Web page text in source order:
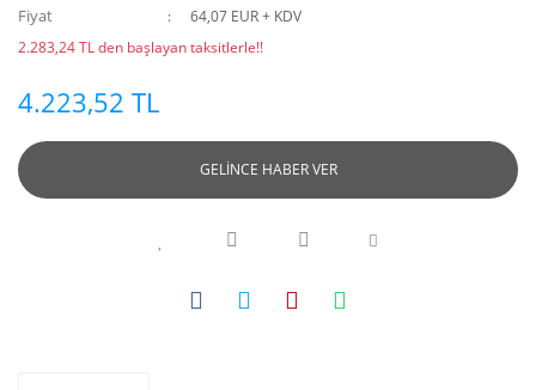
Fiyat
64,07 EUR + KDV
2.283,24 TL den başlayan taksitlerle!!
4.223,52 TL
GELİNCE HABER VER